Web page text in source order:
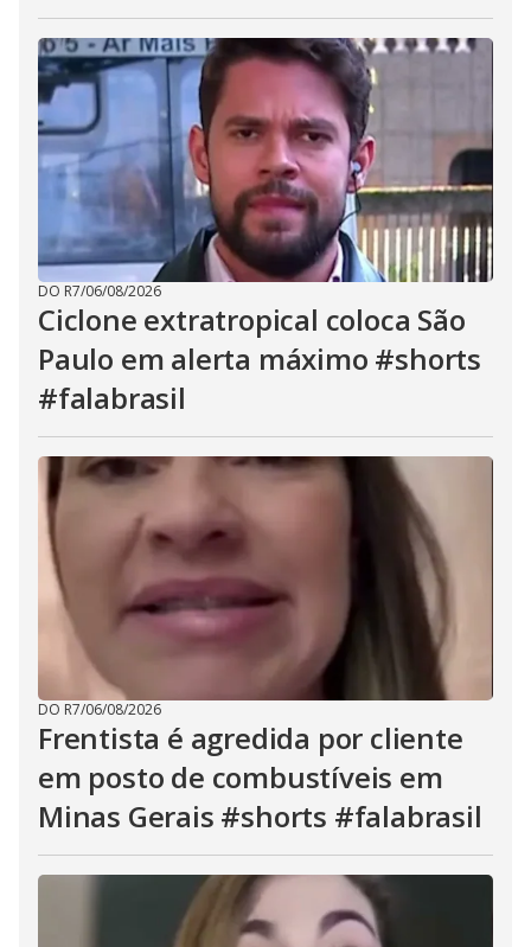
DO R7/06/08/2026
Ciclone extratropical coloca São
Paulo em alerta máximo #shorts
#falabrasil
DO R7/06/08/2026
Frentista é agredida por cliente
em posto de combustíveis em
Minas Gerais #shorts #falabrasil